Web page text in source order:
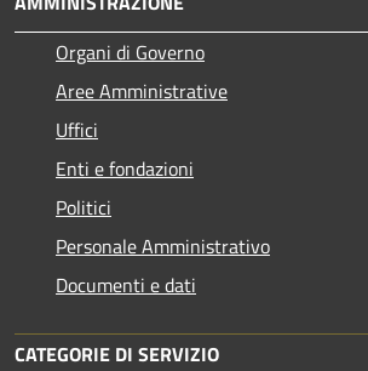
Organi di Governo
Aree Amministrative
Uffici
Enti e fondazioni
Politici
Personale Amministrativo
Documenti e dati
CATEGORIE DI SERVIZIO